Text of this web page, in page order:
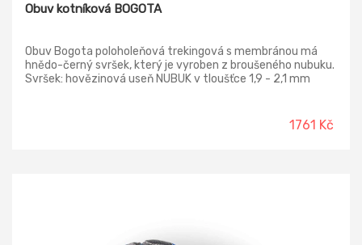
Obuv kotníková BOGOTA
Obuv Bogota poloholeňová trekingová s membránou má
hnědo-černý svršek, který je vyroben z broušeného nubuku.
Svršek: hovězinová useň NUBUK v tloušťce 1,9 - 2,1 mm
lehčené polyuretanové pěny potažená textilií MESH,
antistatická Podešev: PU/TPU - olejivzdorná, antistatická,
1761 Kč